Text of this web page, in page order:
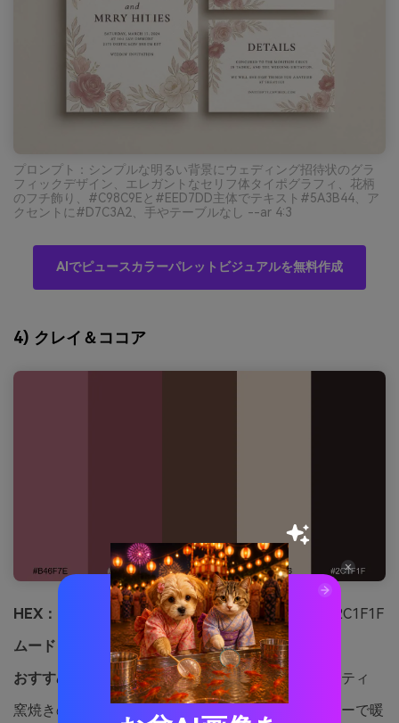
プロンプト：シンプルな明るい背景にウェディング招待状のグラ
フィックデザイン、エレガントなセリフ体タイポグラフィ、花柄
のフチ飾り、#C98C9Eと#EED7DD主体でテキスト#5A3B44、ア
クセントに#D7C3A2、手やテーブルなし --ar 4:3
AIでピュースカラーパレットビジュアルを無料作成
4) クレイ＆ココア
HEX：
#B46F7E #8C4B57 #6B4B3E #E7D3C6 #2C1F1F
ムード：
アーシー、暖かい、手仕事感
おすすめ用途：セラミックブランドのアイデンティティ
窯焼きのクレイとココアグレーズのような、アーシーで暖